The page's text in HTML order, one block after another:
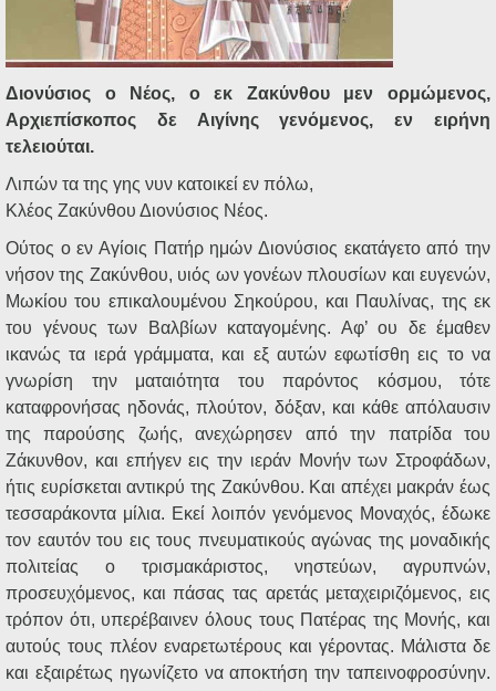
Διονύσιος ο Νέος, ο εκ Ζακύνθου μεν ορμώμενος,
Αρχιεπίσκοπος δε Αιγίνης γενόμενος, εν ειρήνη
τελειούται.
Λιπών τα της γης νυν κατοικεί εν πόλω,
Κλέος Ζακύνθου Διονύσιος Νέος.
Ούτος ο εν Αγίοις Πατήρ ημών Διονύσιος εκατάγετο από την
νήσον της Ζακύνθου, υιός ων γονέων πλουσίων και ευγενών,
Μωκίου του επικαλουμένου Σηκούρου, και Παυλίνας, της εκ
του γένους των Βαλβίων καταγομένης. Αφ’ ου δε έμαθεν
ικανώς τα ιερά γράμματα, και εξ αυτών εφωτίσθη εις το να
γνωρίση την ματαιότητα του παρόντος κόσμου, τότε
καταφρονήσας ηδονάς, πλούτον, δόξαν, και κάθε απόλαυσιν
της παρούσης ζωής, ανεχώρησεν από την πατρίδα του
Ζάκυνθον, και επήγεν εις την ιεράν Μονήν των Στροφάδων,
ήτις ευρίσκεται αντικρύ της Ζακύνθου. Και απέχει μακράν έως
τεσσαράκοντα μίλια. Εκεί λοιπόν γενόμενος Μοναχός, έδωκε
τον εαυτόν του εις τους πνευματικούς αγώνας της μοναδικής
πολιτείας ο τρισμακάριστος, νηστεύων, αγρυπνών,
προσευχόμενος, και πάσας τας αρετάς μεταχειριζόμενος, εις
τρόπον ότι, υπερέβαινεν όλους τους Πατέρας της Μονής, και
αυτούς τους πλέον εναρετωτέρους και γέροντας. Μάλιστα δε
και εξαιρέτως ηγωνίζετο να αποκτήση την ταπεινοφροσύνην.